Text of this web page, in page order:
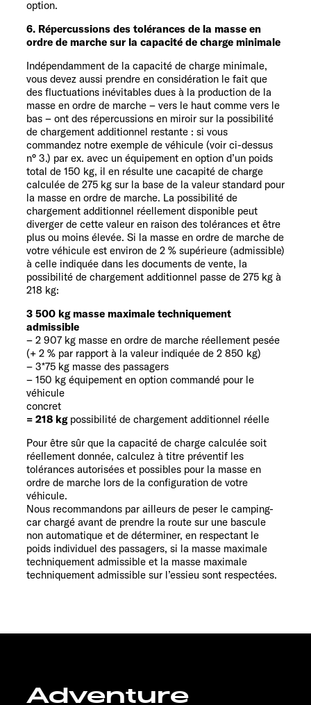
option.
6. Répercussions des tolérances de la masse en
ordre de marche sur la capacité de charge minimale
Indépendamment de la capacité de charge minimale,
vous devez aussi prendre en considération le fait que
des fluctuations inévitables dues à la production de la
masse en ordre de marche – vers le haut comme vers le
bas – ont des répercussions en miroir sur la possibilité
de chargement additionnel restante : si vous
commandez notre exemple de véhicule (voir ci-dessus
n° 3.) par ex. avec un équipement en option d’un poids
total de 150 kg, il en résulte une cacapité de charge
calculée de 275 kg sur la base de la valeur standard pour
la masse en ordre de marche. La possibilité de
chargement additionnel réellement disponible peut
diverger de cette valeur en raison des tolérances et être
plus ou moins élevée. Si la masse en ordre de marche de
votre véhicule est environ de 2 % supérieure (admissible)
à celle indiquée dans les documents de vente, la
possibilité de chargement additionnel passe de 275 kg à
218 kg:
3 500 kg masse maximale techniquement
admissible
– 2 907 kg masse en ordre de marche réellement pesée
(+ 2 % par rapport à la valeur indiquée de 2 850 kg)
– 3*75 kg masse des passagers
– 150 kg équipement en option commandé pour le
véhicule
concret
= 218 kgpossibilité de chargement additionnel réelle
Pour être sûr que la capacité de charge calculée soit
réellement donnée, calculez à titre préventif les
tolérances autorisées et possibles pour la masse en
ordre de marche lors de la configuration de votre
véhicule.
Nous recommandons par ailleurs de peser le camping-
car chargé avant de prendre la route sur une bascule
non automatique et de déterminer, en respectant le
poids individuel des passagers, si la masse maximale
techniquement admissible et la masse maximale
techniquement admissible sur l’essieu sont respectées.
Adventure